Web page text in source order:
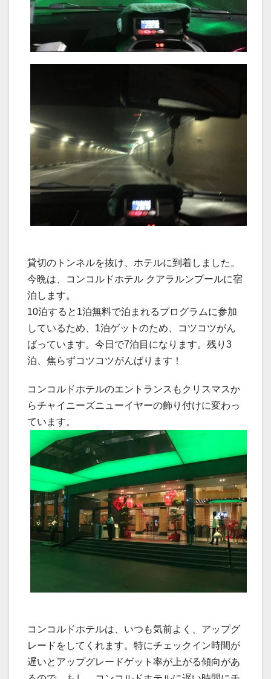
貸切のトンネルを抜け、ホテルに到着しました。
今晩は、コンコルドホテル クアラルンプールに宿
泊します。
10泊すると1泊無料で泊まれるプログラムに参加
しているため、1泊ゲットのため、コツコツがん
ばっています。今日で7泊目になります。残り3
泊、焦らずコツコツがんばります！
コンコルドホテルのエントランスもクリスマスか
らチャイニーズニューイヤーの飾り付けに変わっ
ています。
コンコルドホテルは、いつも気前よく、アップグ
レードをしてくれます。特にチェックイン時間が
遅いとアップグレードゲット率が上がる傾向があ